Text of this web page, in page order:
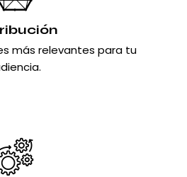
más relevantes para tu